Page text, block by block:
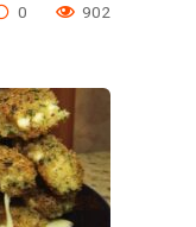
0 902